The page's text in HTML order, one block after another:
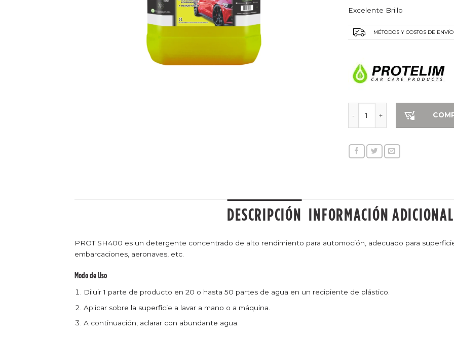
Excelente Brillo
MÉTODOS Y COSTOS DE ENVÍO
DESCRIPCIÓN INFORMACIÓN ADICIONAL
PROT SH400 es un detergente concentrado de alto rendimiento para automoción, adecuado para
embarcaciones, aeronaves, etc.
Modo de Uso
Diluir 1 parte de producto en 20 o hasta 50 partes de agua en un recipiente de plástico.
Aplicar sobre la superficie a lavar a mano o a máquina.
A continuación, aclarar con abundante agua.